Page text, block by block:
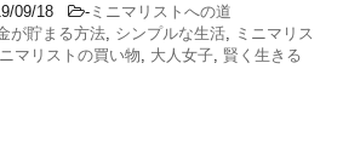
09/18 - ミニマリストへの道
が貯まる方法 シンプルな生活
ミニマリス
マリストの買い物 大人女子 賢く生きる